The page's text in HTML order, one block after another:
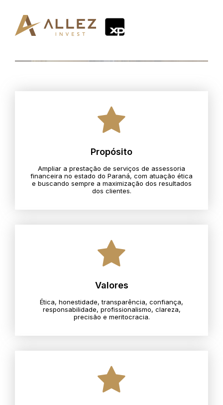
Propósito
Ampliar a prestação de serviços de assessoria
financeira no estado do Paraná, com atuação ética
e buscando sempre a maximização dos resultados
dos clientes.
Valores
Ética, honestidade, transparência, confiança,
responsabilidade, profissionalismo, clareza,
precisão e meritocracia.​